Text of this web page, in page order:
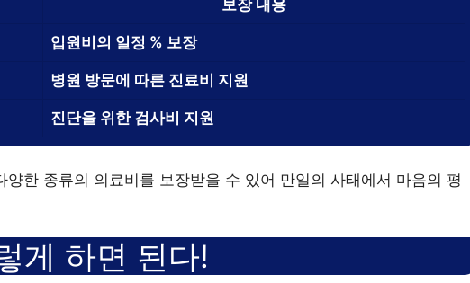
보장 내용
입원비의 일정 % 보장
병원 방문에 따른 진료비 지원
진단을 위한 검사비 지원
한 종류의 의료비를 보장받을 수 있어 만일의 사태에서 마음의 평
게 하면 된다!